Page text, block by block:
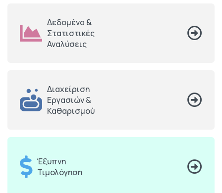
Δεδομένα &
Στατιστικές
Αναλύσεις
Διαχείριση
Εργασιών &
Καθαρισμού
Έξυπνη
Τιμολόγηση